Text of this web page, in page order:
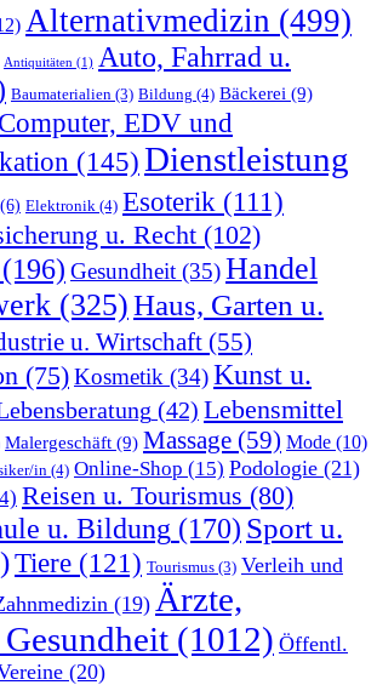
Alternativmedizin (499)
Antiquitäten (1) Auto, Fahrrad u.
Baumaterialien (3) Bildung (4) Bäckerei (9)
Computer, EDV und
(145)Dienstleistung
(6) Elektronik (4) Esoterik (111)
u. Recht (102)
(196) Gesundheit (35)Handel
(325)Haus, Garten u.
u. Wirtschaft (55)
(75)Kosmetik (34)Kunst u.
(42) Lebensmittel
Malergeschäft (9) Massage (59) Mode (10)
in (4) Online-Shop (15) Podologie (21)
Reisen u. Tourismus (80)
u. Bildung (170) Sport u.
Tiere (121) Tourismus (3) Verleih und
(19) Ärzte,
(1012) Öffentl.
(20)